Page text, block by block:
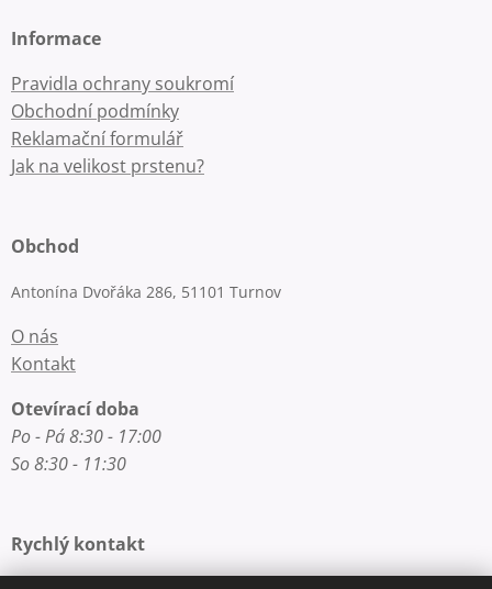
Informace
Pravidla ochrany soukromí
Obchodní podmínky
Reklamační formulář
Jak na velikost prstenu?
Obchod
Antonína Dvořáka 286, 51101 Turnov
O nás
Kontakt
Otevírací doba
Po - Pá 8:30 - 17:00
So 8:30 - 11:30
Rychlý kontakt